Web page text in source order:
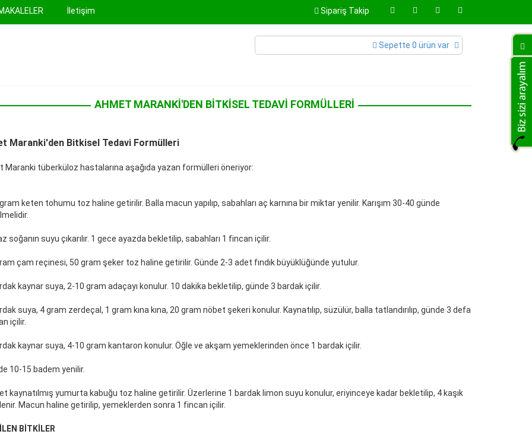
İletişim Sipariş Takip
Sepette 0 ürün var
AHMET MARANKI'DEN BITKISEL TEDAVI FORMÜLLERI
Maranki'den Bitkisel Tedavi Formülleri
Maranki tüberküloz hastalarına aşağıda yazan formülleri öneriyor:
keten tohumu toz haline getirilir. Balla macun yapılıp, sabahları aç karnına bir miktar yenilir. Karışım 30-40 günde
soğanın suyu çıkarılır. 1 gece ayazda bekletilip, sabahları 1 fincan içilir.
çam reçinesi, 50 gram şeker toz haline getirilir. Günde 2-3 adet fındık büyüklüğünde yutulur.
kaynar suya, 2-10 gram adaçayı konulur. 10 dakika bekletilip, günde 3 bardak içilir.
suya, 4 gram zerdeçal, 1 gram kına kına, 20 gram nöbet şekeri konulur. Kaynatılıp, süzülür, balla tatlandırılıp, günde 3 defa
içilir.
kaynar suya, 4-10 gram kantaron konulur. Öğle ve akşam yemeklerinden önce 1 bardak içilir.
10-15 badem yenilir.
kaynatılmış yumurta kabuğu toz haline getirilir. Üzerlerine 1 bardak limon suyu konulur, eriyinceye kadar bekletilip, 4 kaşık
Macun haline getirilip, yemeklerden sonra 1 fincan içilir.
BİTKİLER